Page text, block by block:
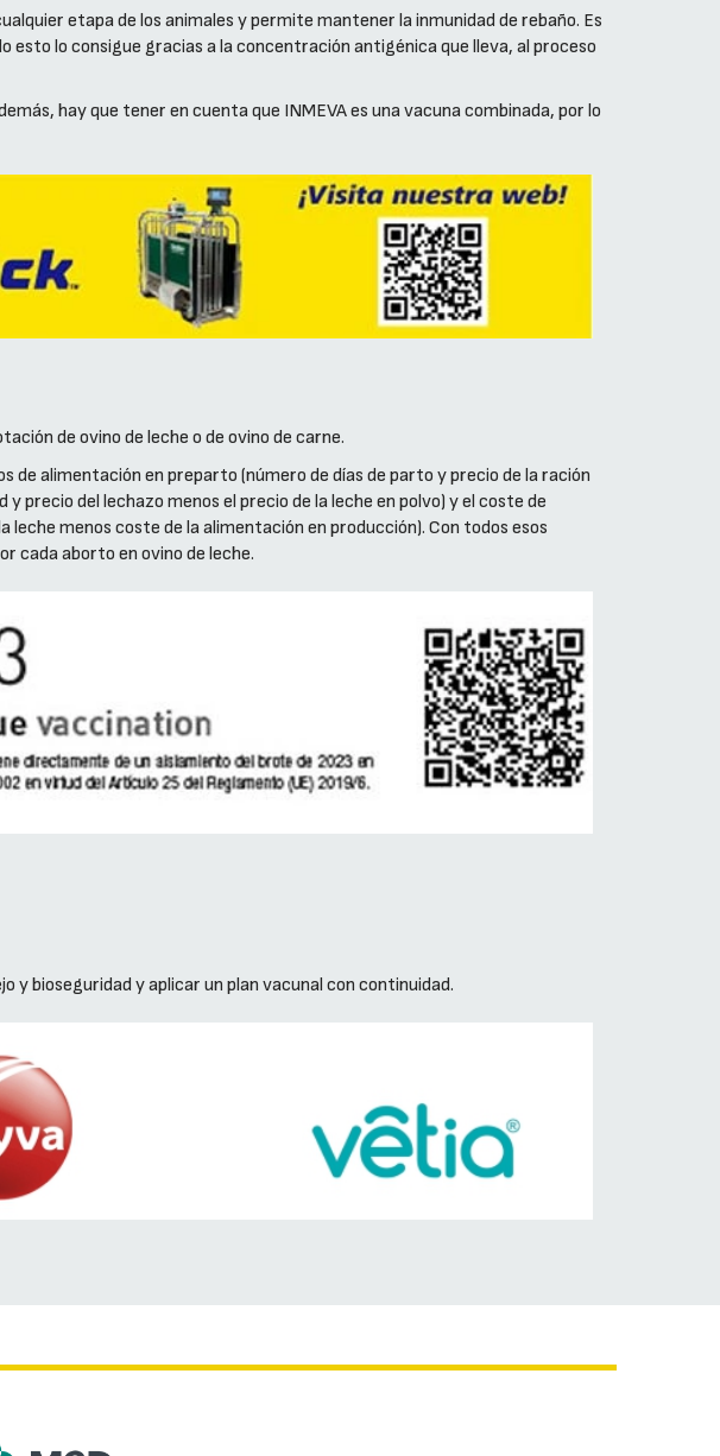
etapa de los animales y permite mantener la inmunidad de rebaño. Es
esto lo consigue gracias a la concentración antigénica que lleva, al proceso
hay que tener en cuenta que INMEVA es una vacuna combinada, por lo
de ovino de leche o de ovino de carne.
de alimentación en preparto (número de días de parto y precio de la ración
del lechazo menos el precio de la leche en polvo) y el coste de
menos coste de la alimentación en producción). Con todos esos
cada aborto en ovino de leche.
y bioseguridad y aplicar un plan vacunal con continuidad.